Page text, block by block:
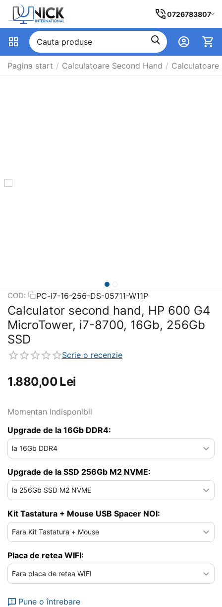
0726783807
Pagina start / Calculatoare Second Hand / Calculatoare
COD: PC-i7-16-256-DS-05711-W11P
Calculator second hand, HP 600 G4
MicroTower, i7-8700, 16Gb, 256Gb
SSD
Scrie o recenzie
1.880,00Lei
Momentan Indisponibil
Upgrade de la 16Gb DDR4:
Upgrade de la SSD 256Gb M2 NVME:
Kit Tastatura + Mouse USB Spacer NOI:
Placa de retea WIFI:
Pune o întrebare